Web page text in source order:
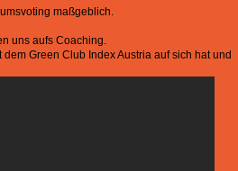
maßgeblich.
uns aufs Coaching.
Green Club Index Austria auf sich hat und